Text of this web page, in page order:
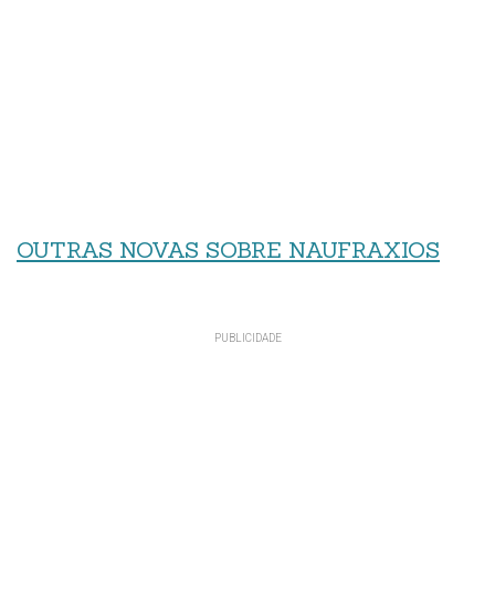
OUTRAS NOVAS SOBRE NAUFRAXIOS